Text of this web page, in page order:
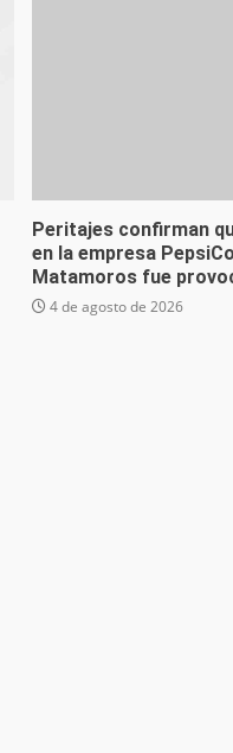
Peritajes confirman
en la empresa
Matamoros fue
4 de agosto de 2026